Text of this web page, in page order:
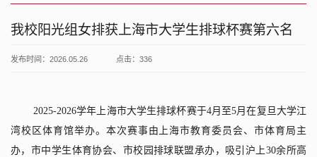
我校阳光组女排获上海市大学生排球杯赛第六名
发布时间：2026.05.26 点击： 336
2025-2026学年上海市大学生排球杯赛于4月至5月在复旦大学江
湾校区体育馆举办。本次赛事由上海市教育委员会、市体育局主
办，市中学生体育协会、市校园排球联盟承办，吸引沪上30余所高